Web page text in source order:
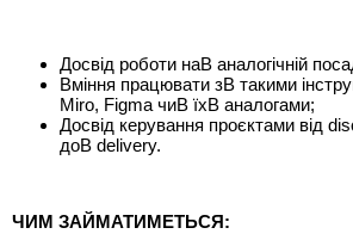
Досвід роботи наВ аналогічній
Вміння працювати зВ такими
Miro, Figma чиВ їхВ аналогами;
Досвід керування проєктами від
доВ delivery.
ЧИМ ЗАЙМАТИМЕТЬСЯ: